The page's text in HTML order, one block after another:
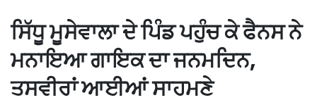
ਸਿੱਧੂ ਮੂਸੇਵਾਲਾ ਦੇ ਪਿੰਡ ਪਹੁੰਚ ਕੇ ਫੈਨਸ ਨੇ
ਮਨਾਇਆ ਗਾਇਕ ਦਾ ਜਨਮਦਿਨ,
ਤਸਵੀਰਾਂ ਆਈਆਂ ਸਾਹਮਣੇ